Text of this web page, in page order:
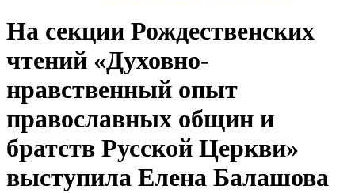
На секции Рождественских
чтений «Духовно-
нравственный опыт
православных общин и
братств Русской Церкви»
выступила Елена Балашова